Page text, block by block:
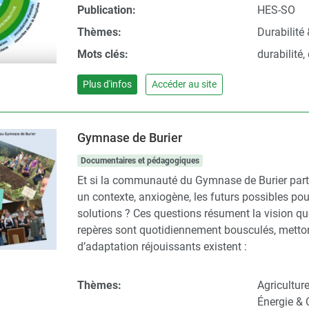
Publication:
HES-SO
Thèmes:
Durabilité
Mots clés:
durabilité,
Plus d'infos Accéder au site
Gymnase de Burier
Documentaires et pédagogiques
Et si la communauté du Gymnase de Burier
un contexte, anxiogène, les futurs possibles
solutions ? Ces questions résument la vision
repères sont quotidiennement bousculés,
d’adaptation réjouissants existent :
Thèmes:
Énergie